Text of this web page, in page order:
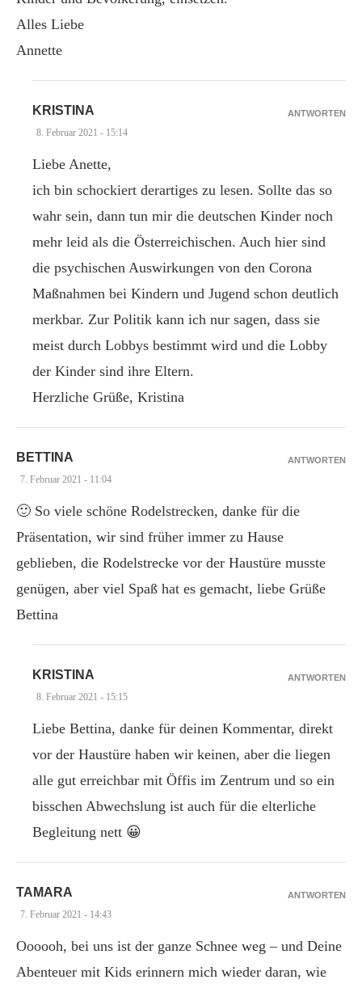
Alles Liebe
Annette
KRISTINA
8. Februar 2021 - 15:14
Liebe Anette,
ich bin schockiert derartiges zu lesen. Sollte das so
wahr sein, dann tun mir die deutschen Kinder noch
mehr leid als die Österreichischen. Auch hier sind
die psychischen Auswirkungen von den Corona
Maßnahmen bei Kindern und Jugend schon deutlich
merkbar. Zur Politik kann ich nur sagen, dass sie
meist durch Lobbys bestimmt wird und die Lobby
der Kinder sind ihre Eltern.
Herzliche Grüße, Kristina
ANTWORTEN
BETTINA
7. Februar 2021 - 11:04
🙂 So viele schöne Rodelstrecken, danke für die
Präsentation, wir sind früher immer zu Hause
geblieben, die Rodelstrecke vor der Haustüre musste
genügen, aber viel Spaß hat es gemacht, liebe Grüße
Bettina
ANTWORTEN
KRISTINA
8. Februar 2021 - 15:15
Liebe Bettina, danke für deinen Kommentar, direkt
vor der Haustüre haben wir keinen, aber die liegen
alle gut erreichbar mit Öffis im Zentrum und so ein
bisschen Abwechslung ist auch für die elterliche
Begleitung nett 😀
ANTWORTEN
TAMARA
7. Februar 2021 - 14:43
Oooooh, bei uns ist der ganze Schnee weg – und Deine
Abenteuer mit Kids erinnern mich wieder daran, wie
ANTWORTEN